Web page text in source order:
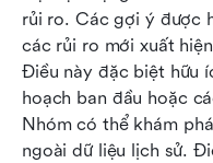
rủi ro. Các gợi ý được
các rủi ro mới xuất
Điều này đặc biệt hữu
hoạch ban đầu hoặc
Nhóm có thể khám
ngoài dữ liệu lịch sử.